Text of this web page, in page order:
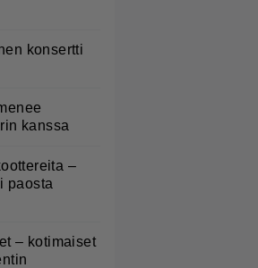
konsertti
kanssa
–
paosta
– kotimaiset